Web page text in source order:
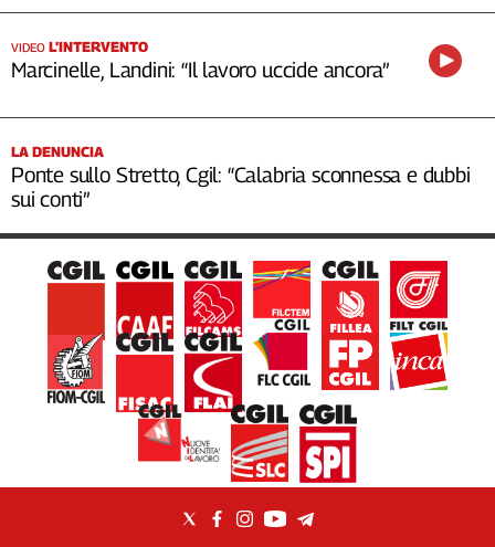
VIDEO L’INTERVENTO
Marcinelle, Landini: “Il lavoro uccide ancora”
LA DENUNCIA
Ponte sullo Stretto, Cgil: “Calabria sconnessa e dubbi
sui conti”